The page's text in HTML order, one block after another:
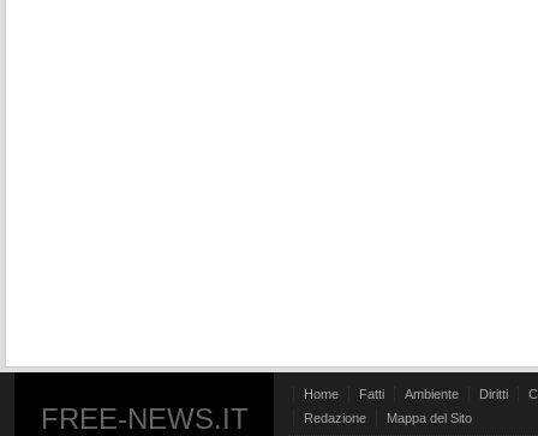
FREE-NEWS.IT
Home Fatti Ambiente Diritti
Redazione
Mappa del Sito